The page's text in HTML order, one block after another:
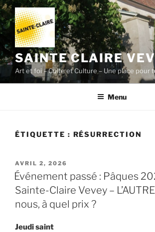
Aller
au
contenu
principal
SAINTE CLAIRE
Art et foi – Culte et Culture – Une place pour
Menu
ÉTIQUETTE : RÉSURRECTION
PUBLIÉ
LE
AVRIL 2, 2026
Événement passé : Pâques
Sainte-Claire Vevey –
nous, à quel prix ?
Jeudi saint